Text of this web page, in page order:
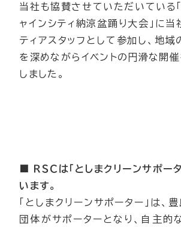
当社も協賛させていただいている
ャインシティ納涼盆踊り大会」に
ティアスタッフとして参加し、地
を深めながらイベントの円滑な開催
しました。
■ ＲＳＣは「としまクリーンサポー
います。
「としまクリーンサポーター」は、
団体がサポーターとなり、自主的